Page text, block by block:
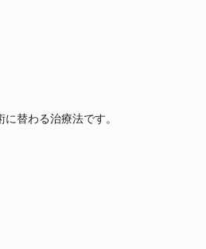
替わる治療法です。